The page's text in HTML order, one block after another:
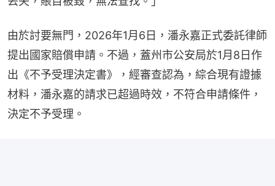
由於討要無門，2026年1月6日，潘永嘉正式委託律師
提出國家賠償申請。不過，蓋州市公安局於1月8日作
出《不予受理決定書》，經審查認為，綜合現有證據
材料，潘永嘉的請求已超過時效，不符合申請條件，
決定不予受理。